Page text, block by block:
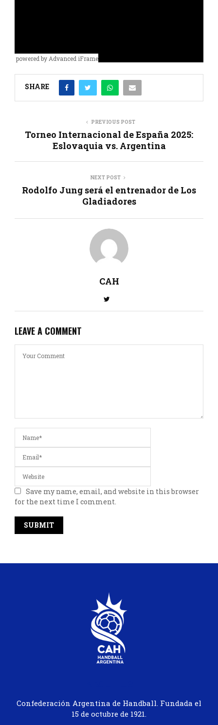
powered by Advanced iFrame
SHARE
PREVIOUS POST
Torneo Internacional de España 2025:
Eslovaquia vs. Argentina
NEXT POST
Rodolfo Jung será el entrenador de Los
Gladiadores
CAH
LEAVE A COMMENT
Save my name, email, and website in this browser
for the next time I comment.
Confederación Argentina de Handball. Fundada el
15 de octubre de 1921.